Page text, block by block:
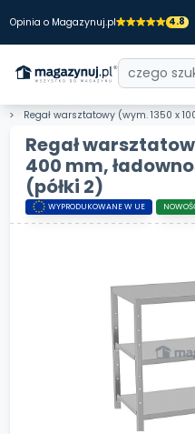
Opinia o Magazynuj.pl 4.8
Regał warsztatowy (wym. 1350 x
Regał
400 mm,
(półki 2)
WYPRODUKOWANE W UE